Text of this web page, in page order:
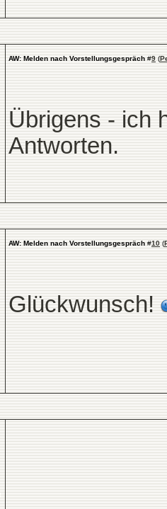
AW: Melden nach Vorstellungsgespräch #9 (
Übrigens - ich
Antworten.
AW: Melden nach Vorstellungsgespräch #10 (
Glückwunsch!